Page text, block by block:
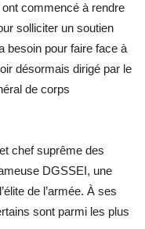
commencé à rendre
solliciter un soutien
besoin pour faire face à
désormais dirigé par le
de corps
chef suprême des
DGSSEI, une
de l’armée. À ses
sont parmi les plus